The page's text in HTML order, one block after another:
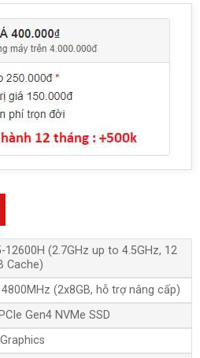
12600H (2.7GHz up to 4.5GHz, 12
Cache)
4800MHz (2x8GB, hỗ trợ nâng cấp)
Gen4 NVMe SSD